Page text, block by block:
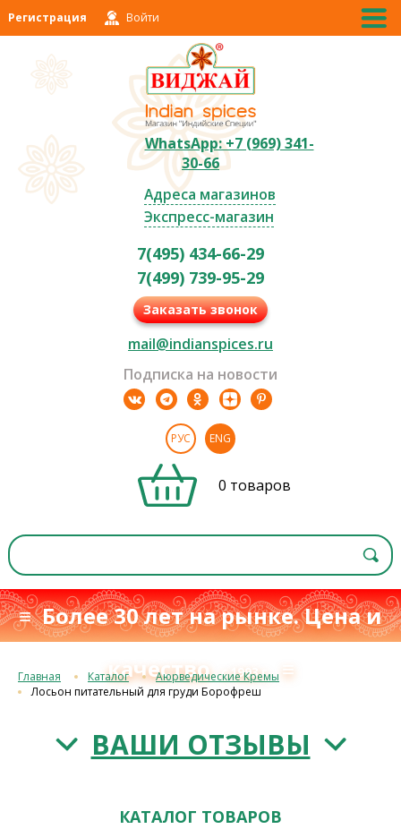
Регистрация Войти
WhatsApp: +7 (969) 341-
30-66
Адреса магазинов
Экспресс-магазин
7(495) 434-66-29
7(499) 739-95-29
Заказать звонок
mail@indianspices.ru
Подписка на новости
РУС ENG
0 товаров
≡ Более 30 лет на рынке. Цена и
качествос 1993 г.≡
Главная Каталог
Аюрведические Кремы
Лосьон питательный для груди Борофреш
ВАШИ ОТЗЫВЫ
КАТАЛОГ ТОВАРОВ